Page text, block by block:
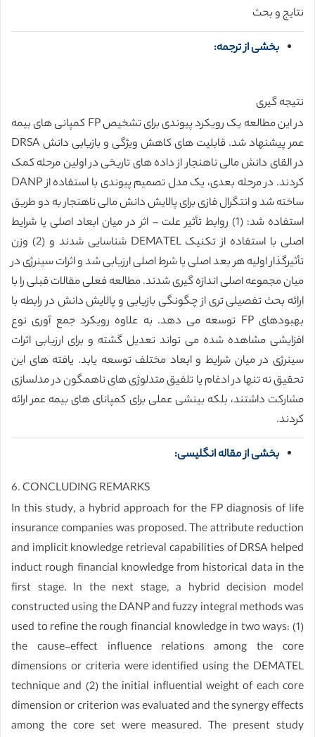
نتایج و بحث
بخشی از ترجمه:
نتیجه گیری
در این مطالعه یک رویکرد پیوندی برای تشخیص FP کمپانی های بیمه
عمر پیشنهاد شد. قابلیت های کاهش ویژگی و بازیابی دانش DRSA
در القای دانش مالی ناهنجار از داده های تاریخی در اولین مرحله کمک
کردند. در مرحله بعدی، یک مدل تصمیم پیوندی با استفاده از DANP
ساخته شد و انتگرال فازی برای پالایش دانش مالی ناهنجار به دو طریق
استفاده شد: (1) روابط تأثیر علت – اثر در میان ابعاد اصلی یا شرایط
اصلی با استفاده از تکنیک DEMATEL شناسایی شدند و (2) وزن
تأثیرگذار اولیه هر بعد اصلی یا شرط اصلی ارزیابی شد و اثرات سینرژی در
میان مجموعه اصلی اندازه گیری شدند. مطالعه فعلی مقالات قبلی را با
ارائه بحث تفصیلی تری از چگونگی بازیابی و پالایش دانش در رابطه با
بهبودهای FP توسعه می دهد. به علاوه رویکرد جمع آوری نوع
افزایشی مشاهده شده می تواند تعدیل گشته و برای ارزیابی اثرات
سینرژی در میان شرایط و ابعاد مختلف توسعه یابد. یافته های این
تحقیق نه تنها در ادغام یا تلفیق متدلوژی های ناهمگون در مدلسازی
مشارکت داشتند، بلکه بینشی عملی برای کمپانای های بیمه عمر ارائه
کردند.
بخشی از مقاله انگلیسی:
6. CONCLUDING REMARKS
In this study, a hybrid approach for the FP diagnosis of life
insurance companies was proposed. The attribute reduction
and implicit knowledge retrieval capabilities of DRSA helped
induct rough financial knowledge from historical data in the
first stage. In the next stage, a hybrid decision model
constructed using the DANP and fuzzy integral methods was
used to refine the rough financial knowledge in two ways: (1)
the cause–effect influence relations among the core
dimensions or criteria were identified using the DEMATEL
technique and (2) the initial influential weight of each core
dimension or criterion was evaluated and the synergy effects
among the core set were measured. The present study